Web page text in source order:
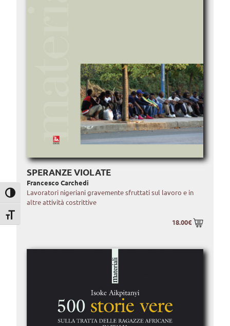
Attiva/disattiva alto contrasto
Attiva/disattiva dimensione testo
SPERANZE VIOLATE
Francesco Carchedi
Lavoratori nigeriani gravemente sfruttati sul lavoro e in
altre attività costrittive
18.00€